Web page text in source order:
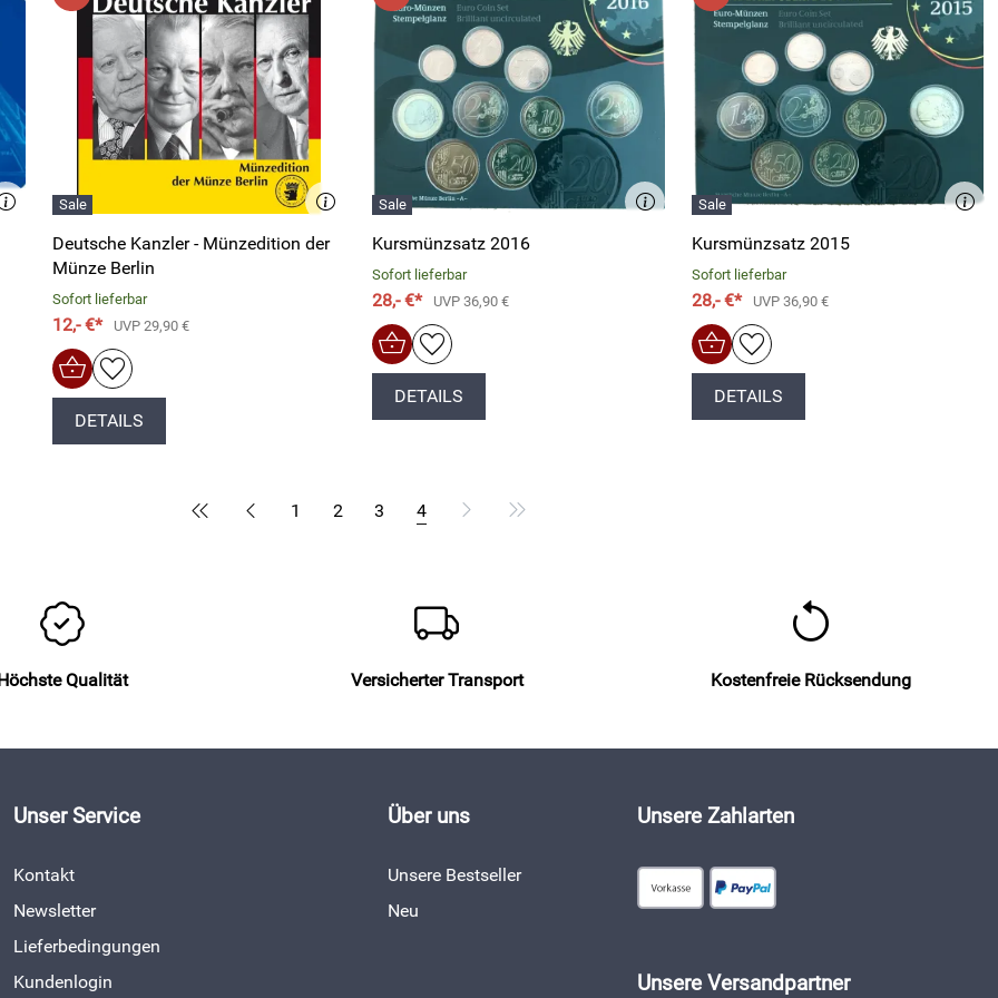
Deutsche Kanzler - Münzedition der
Münze Berlin
Sofort lieferbar
12,- €* UVP 29,90 €
DETAILS
Kursmünzsatz 2016
Sofort lieferbar
28,- €* UVP 36,90 €
DETAILS
Kursmünzsatz 2015
Sofort lieferbar
28,- €* UVP 36,90 €
DETAILS
1 2 3 4
Qualität Versicherter Transport Kostenfreie Rücksendung
Unser Service
Kontakt
Newsletter
Lieferbedingungen
Kundenlogin
Über uns
Unsere Bestseller
Neu
Unsere Zahlarten
Unsere Versandpartner